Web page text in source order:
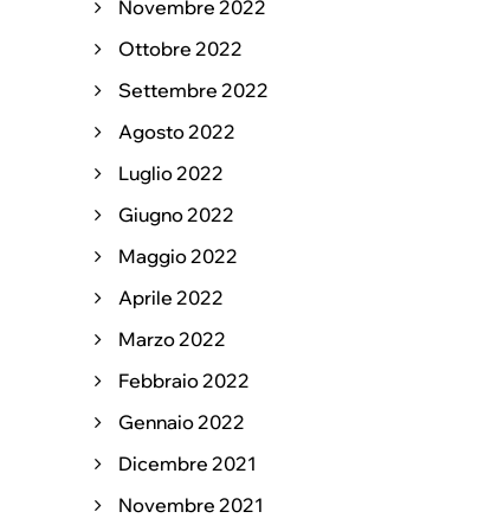
Novembre 2022
Ottobre 2022
Settembre 2022
Agosto 2022
Luglio 2022
Giugno 2022
Maggio 2022
Aprile 2022
Marzo 2022
Febbraio 2022
Gennaio 2022
Dicembre 2021
Novembre 2021